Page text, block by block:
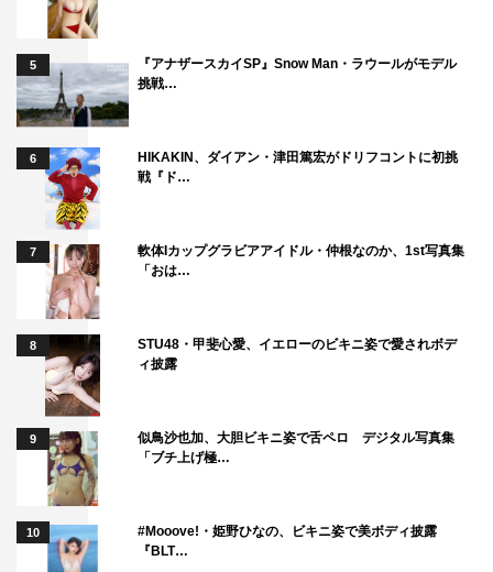
5
『アナザースカイSP』Snow Man・ラウールがモデル
挑戦…
6
HIKAKIN、ダイアン・津田篤宏がドリフコントに初挑
戦『ド…
7
軟体Iカップグラビアアイドル・仲根なのか、1st写真集
「おは…
8
STU48・甲斐心愛、イエローのビキニ姿で愛されボデ
ィ披露
9
似鳥沙也加、大胆ビキニ姿で舌ペロ デジタル写真集
「ブチ上げ極…
10
#Mooove!・姫野ひなの、ビキニ姿で美ボディ披露
『BLT…